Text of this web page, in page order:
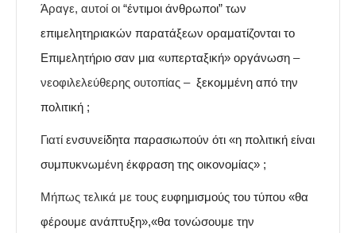
Άραγε, αυτοί οι “έντιμοι άνθρωποι” των
επιμελητηριακών παρατάξεων οραματίζονται το
Επιμελητήριο σαν μια «υπερταξική» οργάνωση –
νεοφιλελεύθερης ουτοπίας – ξεκομμένη από την
πολιτική ;
Γιατί ενσυνείδητα παρασιωπούν ότι «η πολιτική είναι
συμπυκνωμένη έκφραση της οικονομίας» ;
Μήπως τελικά με τους ευφημισμούς του τύπου «θα
φέρουμε ανάπτυξη»,«θα τονώσουμε την